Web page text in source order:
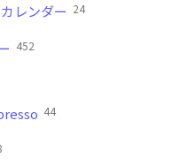
レンダー 24
452
44